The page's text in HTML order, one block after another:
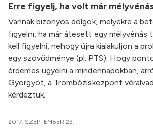
Erre figyelj, ha volt már
Vannak bizonyos dolgok, melyekre a
figyelni, ha már átesett egy mélyvénás
kell figyelni, nehogy újra kialakuljon a
egy szövődménye (pl. PTS). Hogy
érdemes ügyelni a mindennapokban,
Györgyöt, a Trombózisközpont
kérdeztük.
2017. SZEPTEMBER 23.